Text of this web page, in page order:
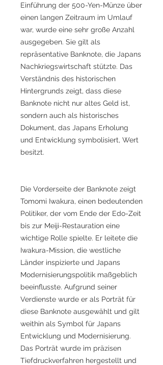
Einführung der 500-Yen-Münze über
einen langen Zeitraum im Umlauf
war, wurde eine sehr große Anzahl
ausgegeben. Sie gilt als
repräsentative Banknote, die Japans
Nachkriegswirtschaft stützte. Das
Verständnis des historischen
Hintergrunds zeigt, dass diese
Banknote nicht nur altes Geld ist,
sondern auch als historisches
Dokument, das Japans Erholung
und Entwicklung symbolisiert, Wert
besitzt.
Die Vorderseite der Banknote zeigt
Tomomi Iwakura, einen bedeutenden
Politiker, der vom Ende der Edo-Zeit
bis zur Meiji-Restauration eine
wichtige Rolle spielte. Er leitete die
Iwakura-Mission, die westliche
Länder inspizierte und Japans
Modernisierungspolitik maßgeblich
beeinflusste. Aufgrund seiner
Verdienste wurde er als Porträt für
diese Banknote ausgewählt und gilt
weithin als Symbol für Japans
Entwicklung und Modernisierung.
Das Porträt wurde im präzisen
Tiefdruckverfahren hergestellt und